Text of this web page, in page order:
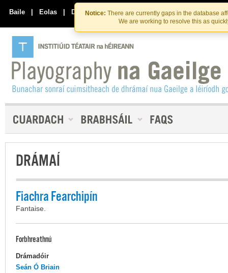
Skip
to
the
content
Skip
to
content
Notice: There are currently gaps in the database
We are working to resolve this as
Baile | Eolas | Déan Teagmháil Linn
DRÁMAÍ
Fiachra Fearchipín
Fantaise.
Forbhreathnú
Drámadóir
Seán Ó Briain